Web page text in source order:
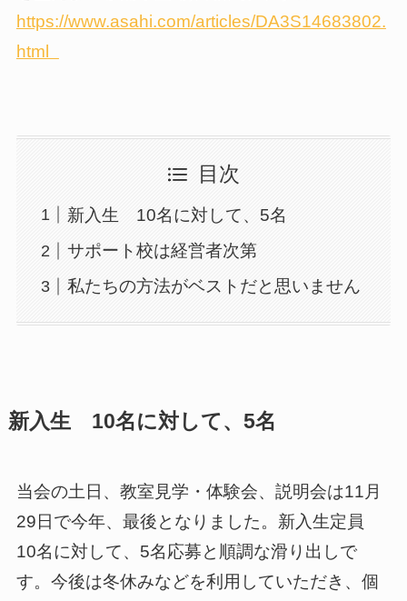
https://www.asahi.com/articles/DA3S14683802.
html
目次
新入生 10名に対して、5名
サポート校は経営者次第
私たちの方法がベストだと思いません
新入生 10名に対して、5名
当会の土日、教室見学・体験会、説明会は11月
29日で今年、最後となりました。新入生定員
10名に対して、5名応募と順調な滑り出しで
す。今後は冬休みなどを利用していただき、個